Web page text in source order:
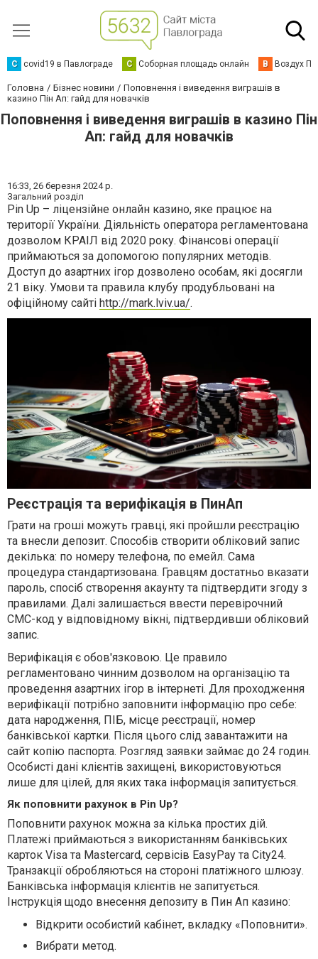
C covid19 в Павлограде С Соборная площадь онлайн В Воздух
Головна Бізнес новини
Поповнення і виведення виграшів в
казино Пін Ап: гайд для новачків
Поповнення і виведення виграшів в казино Пін
Ап: гайд для новачків
16:33, 26 березня 2024 р.
Загальний розділ
Pin Up – ліцензійне онлайн казино, яке працює на
території України. Діяльність оператора регламентована
дозволом КРАІЛ від 2020 року. Фінансові операції
приймаються за допомогою популярних методів.
Доступ до азартних ігор дозволено особам, які досягли
21 віку. Умови та правила клубу продубльовані на
офіційному сайті http://mark.lviv.ua/.
Реєстрація та верифікація в ПинАп
Грати на гроші можуть гравці, які пройшли реєстрацію
та внесли депозит. Способів створити обліковий запис
декілька: по номеру телефона, по емейл. Сама
процедура стандартизована. Гравцям достатньо вказати
пароль, спосіб створення акаунту та підтвердити згоду з
правилами. Далі залишається ввести перевірочний
СМС-код у відповідному вікні, підтвердивши обліковий
запис.
Верифікація є обов'язковою. Це правило
регламентовано чинним дозволом на організацію та
проведення азартних ігор в інтернеті. Для проходження
верифікації потрібно заповнити інформацію про себе:
дата народження, ПІБ, місце реєстрації, номер
банківської картки. Після цього слід завантажити на
сайт копію паспорта. Розгляд заявки займає до 24 годин.
Особисті дані клієнтів захищені, використовуються
лише для цілей, для яких така інформація запитується.
Як поповнити рахунок в Pin Up?
Поповнити рахунок можна за кілька простих дій.
Платежі приймаються з використанням банківських
карток Visa та Mastercard, сервісів EasyPay та City24.
Транзакції обробляються на стороні платіжного шлюзу.
Банківська інформація клієнтів не запитується.
Інструкція щодо внесення депозиту в Пин Ап казино:
Відкрити особистий кабінет, вкладку «Поповнити».
Вибрати метод.